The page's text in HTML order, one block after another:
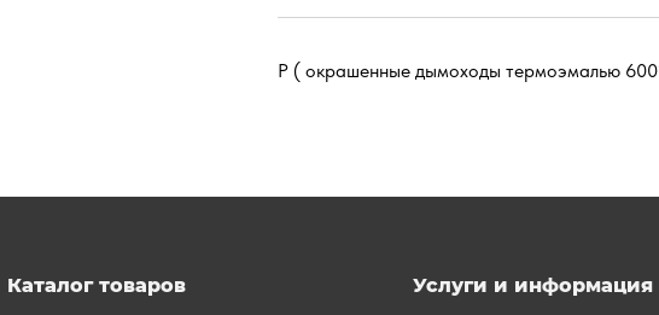
P ( окрашенные дымоходы термоэмалью
Каталог товаров Услуги и информация